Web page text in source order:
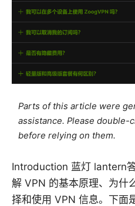
Parts of this article were
assistance. Please double-
before relying on them.
Introduction 蓝灯 lantern
解 VPN 的基本原理、为什
择和使用 VPN 信息。下面